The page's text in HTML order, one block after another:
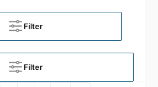
Filter
Filter